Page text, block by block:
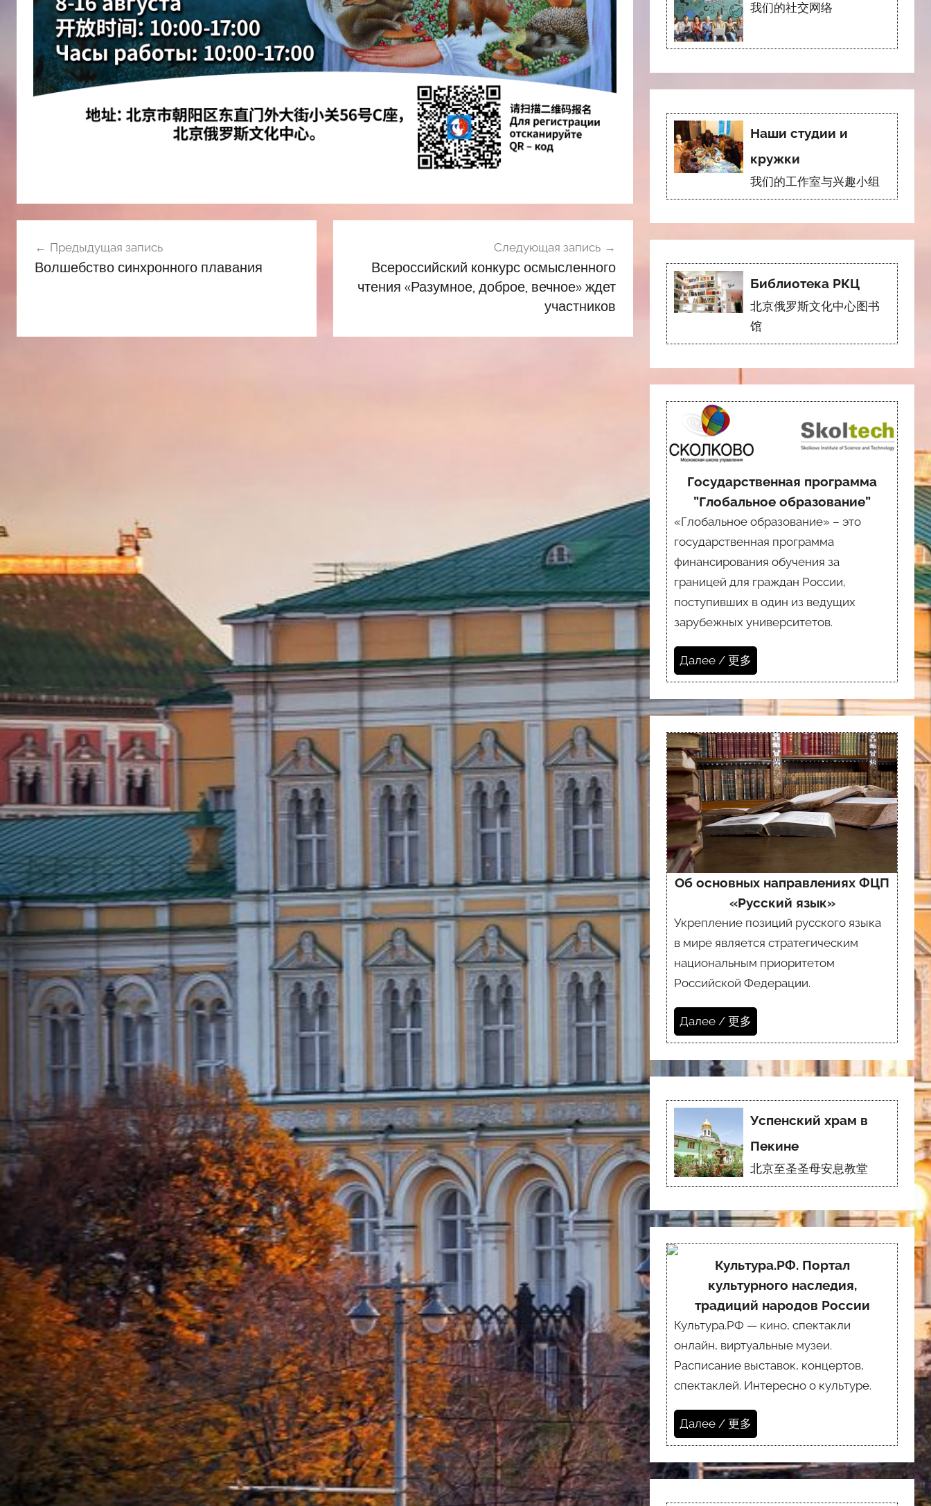
по
Предыдущая запись
Волшебство синхронного плавания
Следующая запись
Всероссийский конкурс осмысленного
чтения «Разумное, доброе, вечное» ждет
участников
我们的社交网络
Наши студии и
кружки
我们的工作室与兴趣小组
Библиотека РКЦ
北京俄罗斯文化中心图书
馆
Государственная программа
”Глобальное образование”
«Глобальное образование» – это
государственная программа
финансирования обучения за
границей для граждан России,
поступивших в один из ведущих
зарубежных университетов.
Далее / 更多
Об основных направлениях ФЦП
«Русский язык»
Укрепление позиций русского языка
в мире является стратегическим
национальным приоритетом
Российской Федерации.
Далее / 更多
Успенский храм в
Пекине
北京至圣圣母安息教堂
Культура.РФ. Портал
культурного наследия,
традиций народов России
Культура.РФ — кино, спектакли
онлайн, виртуальные музеи.
Расписание выставок, концертов,
спектаклей. Интересно о культуре.
Далее / 更多